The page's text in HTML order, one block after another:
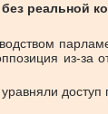
из-за
доступ